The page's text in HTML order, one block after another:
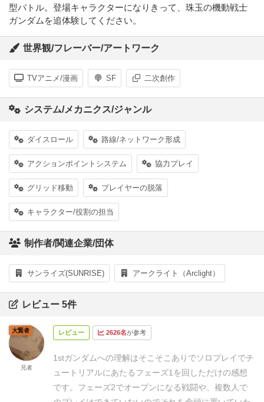
型バトル。登場キャラクターになりきって、珠玉の機動戦士
ガンダムを追体験してください。
世界観/フレーバー/アートワーク
TVアニメ/漫画 SF 二次創作
システム/メカニクス/ジャンル
ダイスロール 路線/ネットワーク形成
アクションポイントシステム 協力プレイ
グリッド移動 プレイヤーの脱落
キャラクター/役割の担当
制作者/関連企業/団体
サンライズ(SUNRISE) アークライト（Arclight）
レビュー 5件
レビュー 2626名が参考
1stガンダムへの理解はそこそこありでソロプレイでチ
ュートリアルにあたるフェーズ1を回しただけの感想
です。 フェーズ2でオープンになる戦闘や、複数人で
大賢者
兄者